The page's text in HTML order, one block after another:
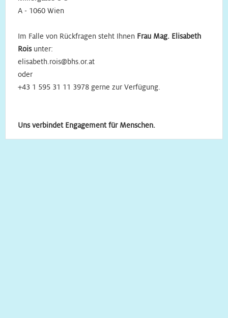
A - 1060 Wien
Im Falle von Rückfragen steht Ihnen Frau Mag. Elisabeth
Rois unter:
elisabeth.rois@bhs.or.at
oder
+43 1 595 31 11 3978 gerne zur Verfügung.
Uns verbindet Engagement für Menschen.